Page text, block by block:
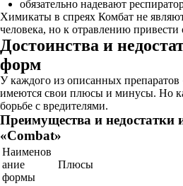
обязательно надевают
Химикаты в спреях Комбат не
человека, но к отравлению привести
Достоинства и
форм
У каждого из описанных препаратов
имеются свои плюсы и минусы. Но
борьбе с вредителями.
Преимущества и недостатки
«Combat»
Наименов
ание
формы
Плюсы